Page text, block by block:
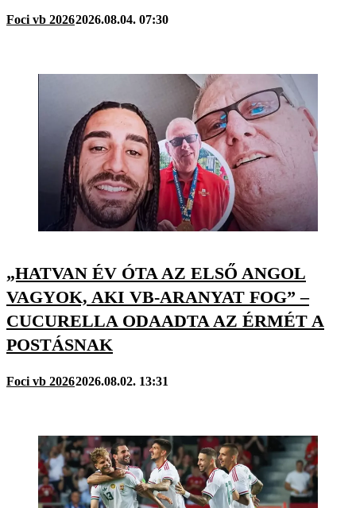
Foci vb 20262026.08.04. 07:30
„HATVAN ÉV ÓTA AZ ELSŐ ANGOL
VAGYOK, AKI VB-ARANYAT FOG” –
CUCURELLA ODAADTA AZ ÉRMÉT A
POSTÁSNAK
Foci vb 20262026.08.02. 13:31